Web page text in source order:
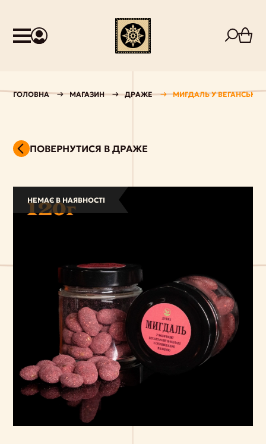
ГОЛОВНА МАГАЗИН ДРАЖЕ МИГДАЛЬ У
ПОВЕРНУТИСЯ В ДРАЖЕ
НЕМАЄ В НАЯВНОСТІ